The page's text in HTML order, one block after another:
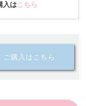
入はこちら
ご購入はこちら